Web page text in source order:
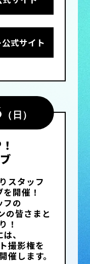
禁とし
くださ
及び来場
各自お
従ってく
けない
従って頂
ラブル
場して頂
式サイト
（日）
スタッフ
開催！
フの
の皆さまと
！
、
撮影権を
催します。